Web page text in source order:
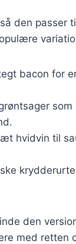
den passer
bacon for
hvidvin til
den
med retten